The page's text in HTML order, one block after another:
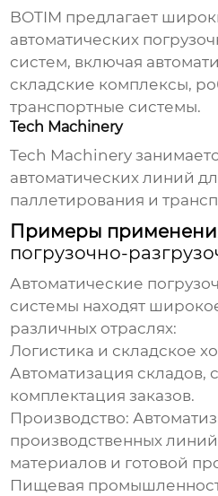
BOTIM предлагает
автоматических
систем, включая
складские комплексы,
транспортные системы.
Tech Machinery
Tech Machinery
автоматических линий
паллетирования и
Примеры
погрузочно-
Автоматические
системы находят
различных отраслях:
Логистика и складское
Автоматизация складов,
комплектация заказов.
Производство:
производственных
материалов и готовой
Пищевая